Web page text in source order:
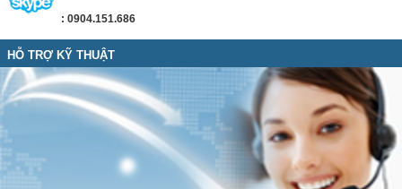
: 0904.151.686
HỖ TRỢ KỸ THUẬT